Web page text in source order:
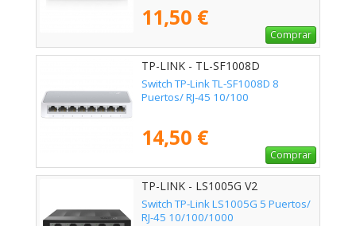
11,50 €
Comprar
TP-LINK - TL-SF1008D
Switch TP-Link TL-SF1008D 8
Puertos/ RJ-45 10/100
14,50 €
Comprar
TP-LINK - LS1005G V2
Switch TP-Link LS1005G 5 Puertos/
RJ-45 10/100/1000